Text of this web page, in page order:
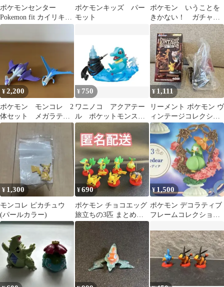
ポケモンセンター
Pokemon fit カイリキー
ぬいぐるみ
ポケモンキッズ パー
モット
ポケモン いうことを
きかない！ ガチャ
ヨーギラス 3個
¥2,200
ポケモン モンコレ 2
体セット メガラティ
オス ラティオス
¥ 750
ワニノコ アクアテー
ル ポケットモンスタ
ー デスクでお役立ちフ
ィギュア3
¥ 1,111
リーメント ポケモン ヴ
ィンテージコレクショ
ン ボスゴドラ フィギュ
ア フィギア
¥ 1,300
モンコレ ピカチュウ
(パールカラー)
¥690
ポケモン チョコエッグ
旅立ちの3匹 まとめ売
り ７個セット
¥ 1,500
ポケモン デコラティブ
フレームコレクション2